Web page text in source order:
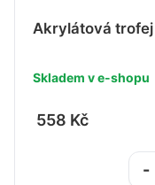
Akrylátová trofej
Skladem v e-shopu
558 Kč
-